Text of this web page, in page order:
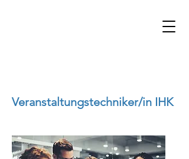
Veranstaltungstechniker/in IHK